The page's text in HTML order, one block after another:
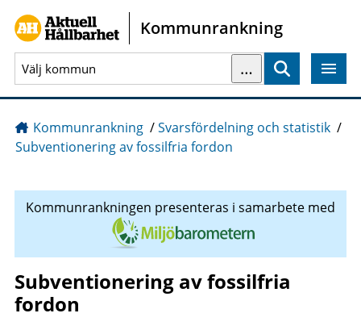
Gå direkt till sidans innehåll
Kommunrankning
…
Kommunrankning /Svarsfördelning och statistik /
Subventionering av fossilfria fordon
Kommunrankningen presenteras i samarbete med
Subventionering av fossilfria
fordon